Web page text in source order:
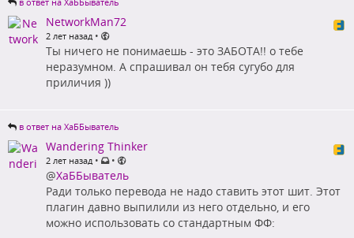
NetworkMan72
2 лет назад •
Ты ничего не понимаешь - это ЗАБОТА!! о тебе
неразумном. А спрашивал он тебя сугубо для
приличия ))
в ответ на ХаББыватель
Wandering Thinker
2 лет назад • •
@ХаББыватель
Ради только перевода не надо ставить этот шит. Этот
плагин давно выпилили из него отдельно, и его
можно использовать со стандартным ФФ: